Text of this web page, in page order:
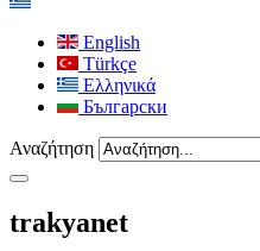
English
Türkçe
Ελληνικά
Български
Αναζήτηση
trakyanet